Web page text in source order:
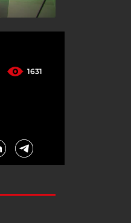
1631